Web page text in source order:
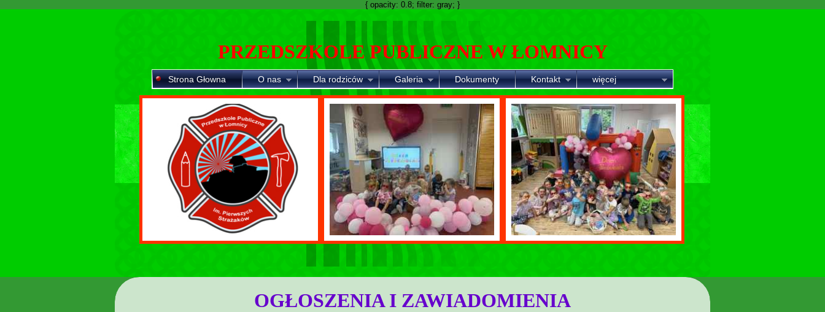
{ opacity: 0.8; filter: gray; }
PRZEDSZKOLE PUBLICZNE W ŁOMNICY
Strona Głowna O nas Dla rodziców Galeria Dokumenty Kontakt więcej
OGŁOSZENIA I ZAWIADOMIENIA